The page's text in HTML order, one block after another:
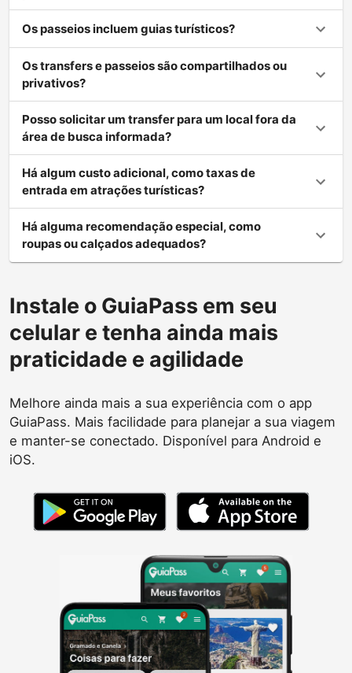
Os passeios incluem guias turísticos?
Os transfers e passeios são compartilhados ou
privativos?
Posso solicitar um transfer para um local fora da
área de busca informada?
Há algum custo adicional, como taxas de
entrada em atrações turísticas?
Há alguma recomendação especial, como
roupas ou calçados adequados?
Instale o GuiaPass em seu
celular e tenha ainda mais
praticidade e agilidade
Melhore ainda mais a sua experiência com o app
GuiaPass. Mais facilidade para planejar a sua viagem
e manter-se conectado. Disponível para Android e
iOS.